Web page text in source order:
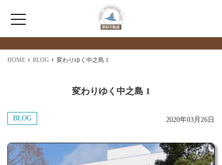
HOME
仲介情報
売買情報
最新情報
NEWS
HOME BLOG 変わりゆく中之島 1
変わりゆく中之島 1
BLOG 2020年03月26日